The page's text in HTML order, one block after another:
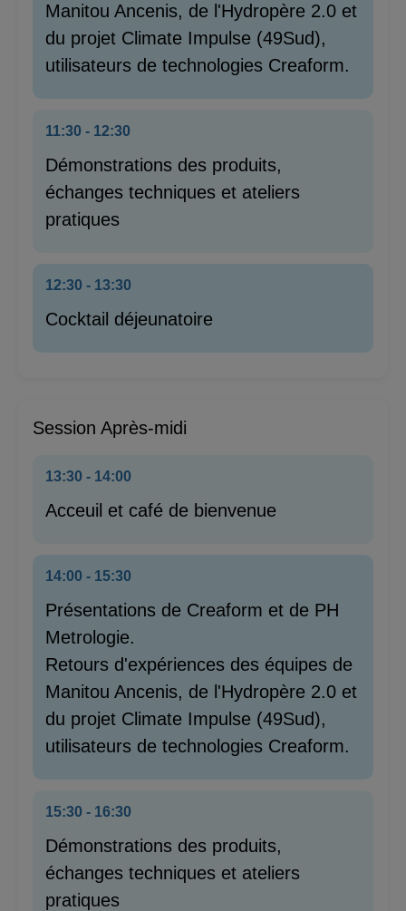
Manitou Ancenis, de l'Hydropère 2.0 et
du projet Climate Impulse (49Sud),
utilisateurs de technologies Creaform.
11:30 - 12:30
Démonstrations des produits,
échanges techniques et ateliers
pratiques
12:30 - 13:30
Cocktail déjeunatoire
Session Après‑midi
13:30 - 14:00
Acceuil et café de bienvenue
14:00 - 15:30
Présentations de Creaform et de PH
Metrologie.
Retours d'expériences des équipes de
Manitou Ancenis, de l'Hydropère 2.0 et
du projet Climate Impulse (49Sud),
utilisateurs de technologies Creaform.
15:30 - 16:30
Démonstrations des produits,
échanges techniques et ateliers
pratiques